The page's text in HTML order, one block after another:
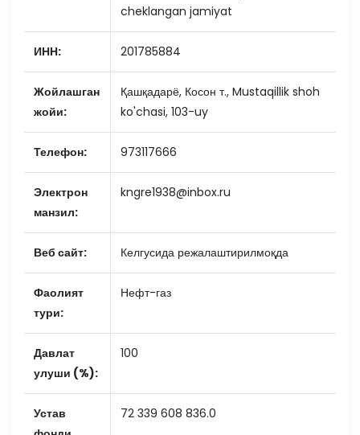
cheklangan jamiyat
ИНН: 201785884
Жойлашган
жойи:
Қашқадарё, Косон т., Mustaqillik shoh
ko'chasi, 103-uy
Телефон: 973117666
Электрон
манзил:
kngre1938@inbox.ru
Веб сайт: Келгусида режалаштирилмоқда
Фаолият
тури:
Нефт-газ
Давлат
улуши (%):
100
Устав
72 339 608 836.0